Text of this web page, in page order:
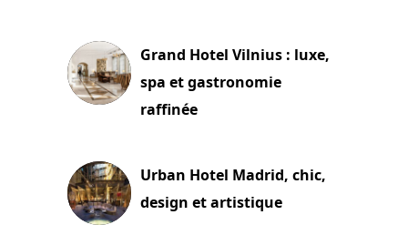
Grand Hotel Vilnius : luxe,
spa et gastronomie
raffinée
Urban Hotel Madrid, chic,
design et artistique